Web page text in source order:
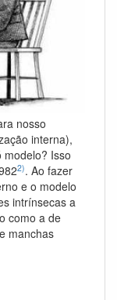
nosso
interna),
modelo? Isso
2). Ao fazer
e o modelo
intrínsecas a
como a de
manchas